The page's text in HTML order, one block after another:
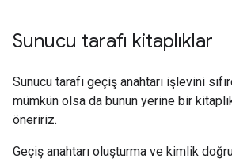
Sunucu tarafı kitaplıklar
Sunucu tarafı geçiş anahtarı işlevini
mümkün olsa da bunun yerine bir
öneririz.
Geçiş anahtarı oluşturma ve kimlik